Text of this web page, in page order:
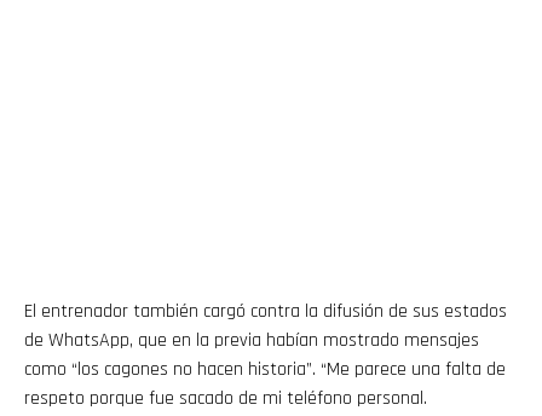
El entrenador también cargó contra la difusión de sus estados
de WhatsApp, que en la previa habían mostrado mensajes
como “los cagones no hacen historia”. “Me parece una falta de
respeto porque fue sacado de mi teléfono personal.